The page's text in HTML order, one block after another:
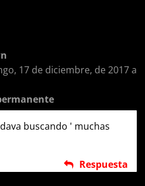
17 de diciembre, de 2017 a
buscando ' muchas
Respuesta